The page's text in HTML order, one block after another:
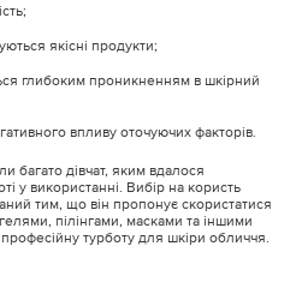
якісні продукти;
глибоким проникненням в шкірний
впливу оточуючих факторів.
багато дівчат, яким вдалося
у використанні. Вибір на користь
тим, що він пропонує скористатися
пілінгами, масками та іншими
турботу для шкіри обличчя.